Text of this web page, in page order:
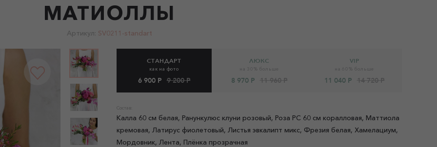
МАТИОЛЛЫ
Артикул: SV0211-standart
СТАНДАРТ
как на фото
6 900 Р 9 200 Р
ЛЮКС
8 970 Р 11 960 Р
VIP
11 040 Р 14 720 Р
Состав:
Калла 60 см белая, Ранункулюс клуни розовый, Роза РС 60 см коралловая, Маттиола
кремовая, Латирус фиолетовый, Листья эвкалипт микс, Фрезия белая, Хамелациум,
Мордовник, Лента, Плёнка прозрачная